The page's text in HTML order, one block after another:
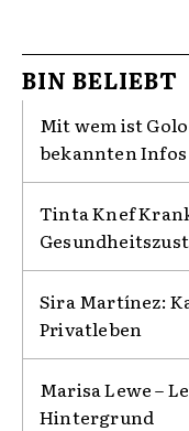
BIN BELIEBT
Mit wem ist
bekannten Infos
Tinta Knef
Sira Martínez:
Privatleben
Marisa Lewe –
Hintergrund